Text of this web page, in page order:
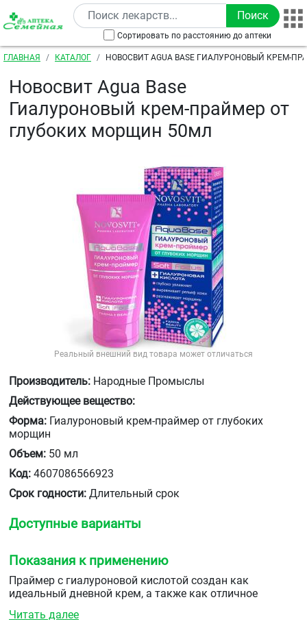
Перейти к основному содержанию
Сортировать по расстоянию до аптеки
Строка навигации
ГЛАВНАЯ КАТАЛОГ
НОВОСВИТ АGUA ВASE ГИАЛУРОНОВЫЙ КРЕМ-
Новосвит Аgua Вase
Гиалуроновый крем-праймер от
глубоких морщин 50мл
Реальный внешний вид товара может отличаться
Производитель: Народные Промыслы
Действующее вещество:
Форма: Гиалуроновый крем-праймер от глубоких
морщин
Объем: 50 мл
Код: 4607086566923
Срок годности: Длительный срок
Доступные варианты
Показания к применению
Праймер с гиалуроновой кислотой создан как
идеальный дневной крем, а также как отличное
Читать далее